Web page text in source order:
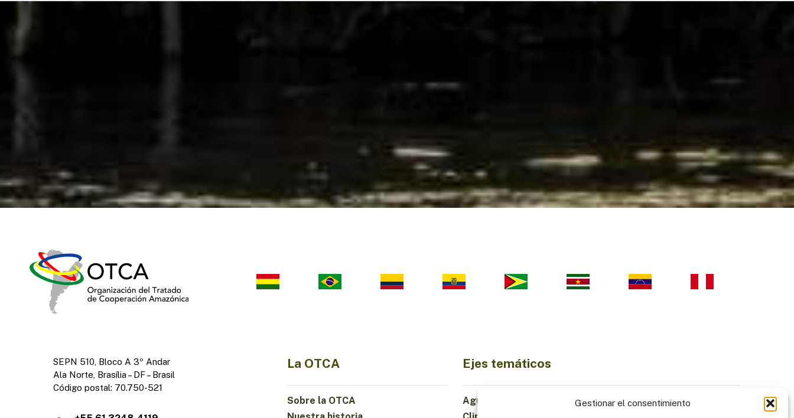
Gestionar el consentimiento
SEPN 510, Bloco A 3º Andar
Ala Norte, Brasília – DF – Brasil
Código postal: 70.750-521
La OTCA
Sobre la OTCA
Ejes temáticos
Agua
Ciencia e Innovación